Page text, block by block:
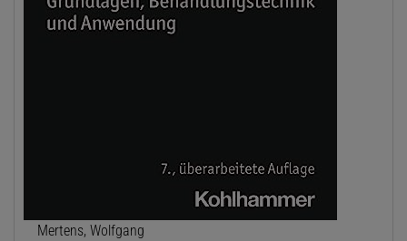
Mertens, Wolfgang